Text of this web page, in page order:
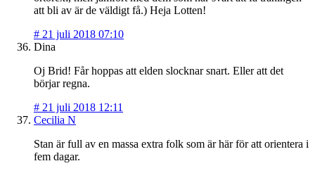
att bli av är de väldigt få.) Heja Lotten!
# 21 juli 2018 07:10
Dina
Oj Brid! Får hoppas att elden slocknar snart. Eller att det
börjar regna.
# 21 juli 2018 12:11
Cecilia N
Stan är full av en massa extra folk som är här för att orientera i
fem dagar.